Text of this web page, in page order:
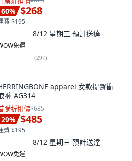
60% $268
費 $195
8/12 星期三 預計送達
免運
(297)
apparel 女款提臀衝
褲 AG314
購折扣價$685
29% $485
費 $195
8/12 星期三 預計送達
免運